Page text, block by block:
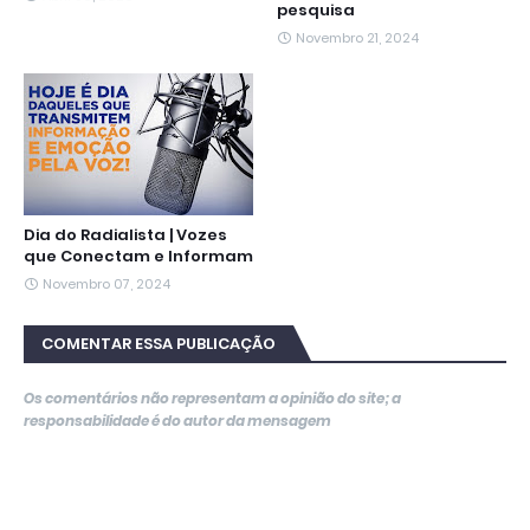
pesquisa
Novembro 21, 2024
Dia do Radialista | Vozes
que Conectam e Informam
Novembro 07, 2024
COMENTAR ESSA PUBLICAÇÃO
Os comentários não representam a opinião do site; a
responsabilidade é do autor da mensagem